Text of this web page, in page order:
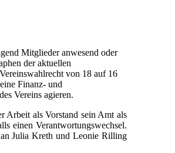
Mitglieder anwesend oder
der aktuellen
von 18 auf 16
Finanz- und
Vereins agieren.
Arbeit als Vorstand sein Amt als
einen Verantwortungswechsel.
an Julia Kreth und Leonie Rilling